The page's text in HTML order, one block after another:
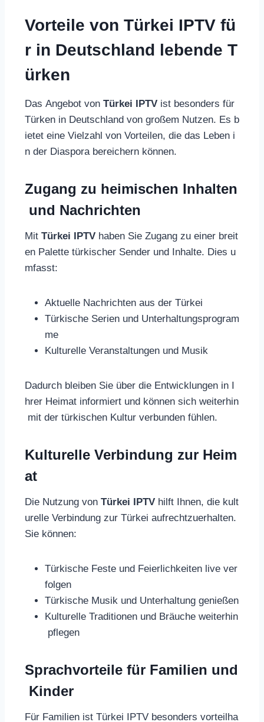
Vorteile von Türkei IPTV fü
r in Deutschland lebende T
ürken
Das Angebot von Türkei IPTV ist besonders für
Türken in Deutschland von großem Nutzen. Es b
ietet eine Vielzahl von Vorteilen, die das Leben i
n der Diaspora bereichern können.
Zugang zu heimischen Inhalten
und Nachrichten
Mit Türkei IPTV haben Sie Zugang zu einer breit
en Palette türkischer Sender und Inhalte. Dies u
mfasst:
Aktuelle Nachrichten aus der Türkei
Türkische Serien und Unterhaltungsprogram
me
Kulturelle Veranstaltungen und Musik
Dadurch bleiben Sie über die Entwicklungen in I
hrer Heimat informiert und können sich weiterhin
mit der türkischen Kultur verbunden fühlen.
Kulturelle Verbindung zur Heim
at
Die Nutzung von Türkei IPTV hilft Ihnen, die kult
urelle Verbindung zur Türkei aufrechtzuerhalten.
Sie können:
Türkische Feste und Feierlichkeiten live ver
folgen
Türkische Musik und Unterhaltung genießen
Kulturelle Traditionen und Bräuche weiterhin
pflegen
Sprachvorteile für Familien und
Kinder
Für Familien ist Türkei IPTV besonders vorteilha